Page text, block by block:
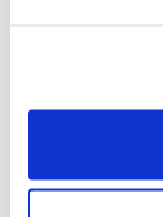
Krijg